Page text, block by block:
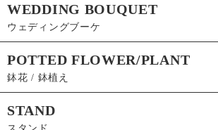
WEDDING BOUQUET
ウェディングブーケ
POTTED FLOWER/PLANT
鉢花 / 鉢植え
STAND